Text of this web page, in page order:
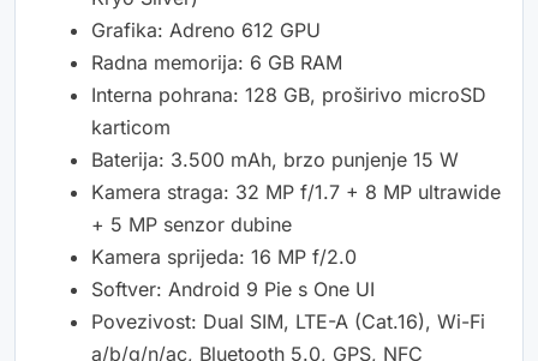
Grafika: Adreno 612 GPU
Radna memorija: 6 GB RAM
Interna pohrana: 128 GB, proširivo microSD
karticom
Baterija: 3.500 mAh, brzo punjenje 15 W
Kamera straga: 32 MP f/1.7 + 8 MP ultrawide
+ 5 MP senzor dubine
Kamera sprijeda: 16 MP f/2.0
Softver: Android 9 Pie s One UI
Povezivost: Dual SIM, LTE-A (Cat.16), Wi-Fi
a/b/g/n/ac, Bluetooth 5.0, GPS, NFC